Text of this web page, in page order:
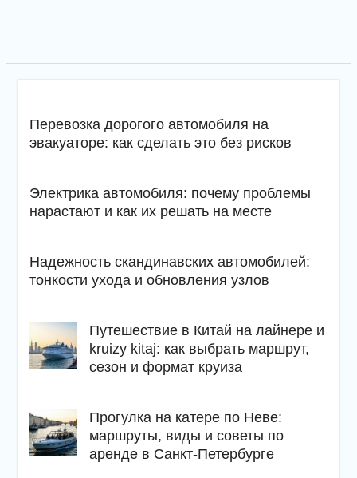
Перевозка дорогого автомобиля на
эвакуаторе: как сделать это без рисков
Электрика автомобиля: почему проблемы
нарастают и как их решать на месте
Надежность скандинавских автомобилей:
тонкости ухода и обновления узлов
Путешествие в Китай на лайнере и
kruizy kitaj: как выбрать маршрут,
сезон и формат круиза
Прогулка на катере по Неве:
маршруты, виды и советы по
аренде в Санкт-Петербурге